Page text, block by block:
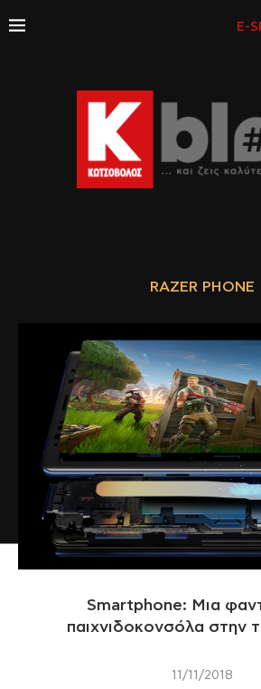
E-
RAZER PHONE
Smartphone: Μια
παιχνιδοκονσόλα στην
11/11/2018